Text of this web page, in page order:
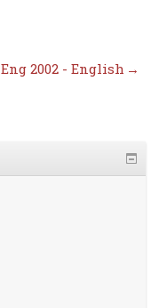
Eng 2002 - English →